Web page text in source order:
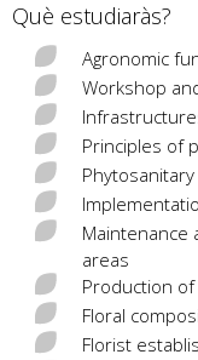
Què estudiaràs?
Agronomic
Workshop
Principles of
Maintenance
areas
Production
Floral
Florist